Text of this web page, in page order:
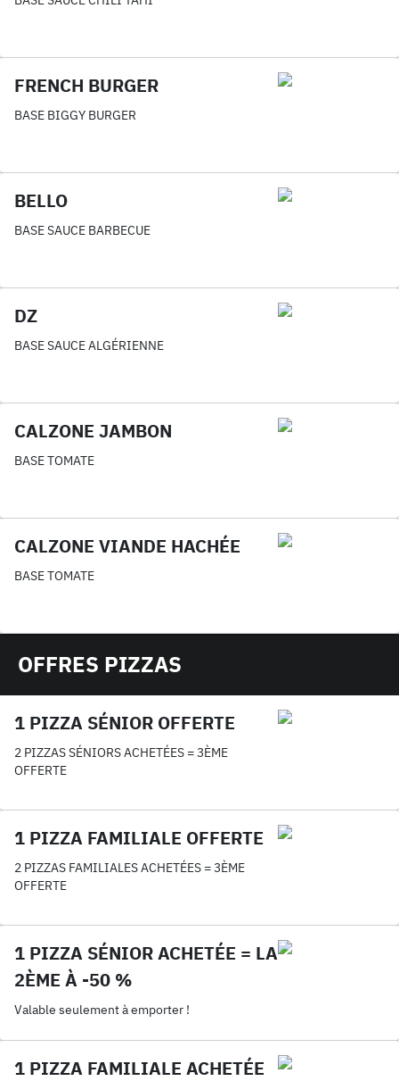
FRENCH BURGER
BASE BIGGY BURGER
BELLO
BASE SAUCE BARBECUE
DZ
BASE SAUCE ALGÉRIENNE
CALZONE JAMBON
BASE TOMATE
CALZONE VIANDE HACHÉE
BASE TOMATE
OFFRES PIZZAS
1 PIZZA SÉNIOR OFFERTE
2 PIZZAS SÉNIORS ACHETÉES = 3ÈME
OFFERTE
1 PIZZA FAMILIALE OFFERTE
2 PIZZAS FAMILIALES ACHETÉES = 3ÈME
OFFERTE
1 PIZZA SÉNIOR ACHETÉE = LA
2ÈME À -50 %
Valable seulement à emporter !
1 PIZZA FAMILIALE ACHETÉE